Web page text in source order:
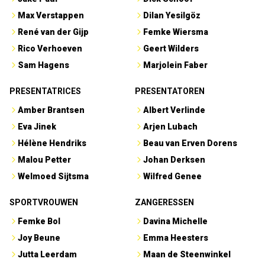
Max Verstappen
René van der Gijp
Rico Verhoeven
Sam Hagens
Dilan Yesilgöz
Femke Wiersma
Geert Wilders
Marjolein Faber
PRESENTATRICES
Amber Brantsen
Eva Jinek
Hélène Hendriks
Malou Petter
Welmoed Sijtsma
PRESENTATOREN
Albert Verlinde
Arjen Lubach
Beau van Erven Dorens
Johan Derksen
Wilfred Genee
SPORTVROUWEN
Femke Bol
Joy Beune
Jutta Leerdam
ZANGERESSEN
Davina Michelle
Emma Heesters
Maan de Steenwinkel